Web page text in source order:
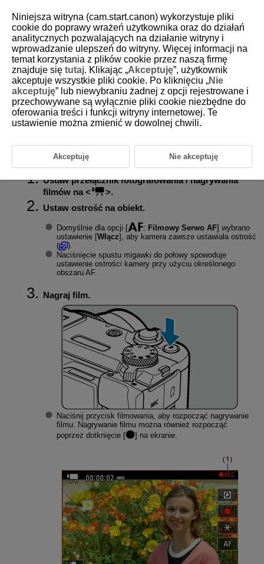
D292-027
Nagrywanie filmu
Ikony ujęć
Kamera wykrywa rodzaj sceny i odpowiednio dopasowuje wszystkie
ustawienia. Wykryty rodzaj ujęcia podawany jest w lewym górnym rogu
ujęć.
Ustaw przełącznik fotografowania / nagrywania
filmów na
.
Ustaw ostrość na obiekt.
Domyślnie dla opcji [ : Filmowy Serwo AF] wybrano
ustawienie [Włącz], aby kamera zawsze ustawiała ostrość
(
).
Naciśnięcie spustu migawki do połowy spowoduje
ustawienie ostrości kamery przy użyciu określonego
obszaru AF.
Nagraj film.
Naciśnij przycisk filmowania, aby rozpocząć nagrywanie
filmu. Nagrywanie filmu można również rozpocząć
poprzez dotknięcie [
] na ekranie.
Niniejsza witryna (cam.start.canon) wykorzystuje pliki
cookie do poprawy wrażeń użytkownika oraz do działań
analitycznych pozwalających na działanie witryny i
wprowadzanie ulepszeń do witryny. Więcej informacji na
temat korzystania z plików cookie przez naszą firmę
znajduje się tutaj. Klikając „Akceptuję”, użytkownik
akceptuje wszystkie pliki cookie. Po kliknięciu „Nie
akceptuję” lub niewybraniu żadnej z opcji rejestrowane i
przechowywane są wyłącznie pliki cookie niezbędne do
oferowania treści i funkcji witryny internetowej. Te
ustawienie można zmienić w dowolnej chwili.
Akceptuję Nie akceptuję